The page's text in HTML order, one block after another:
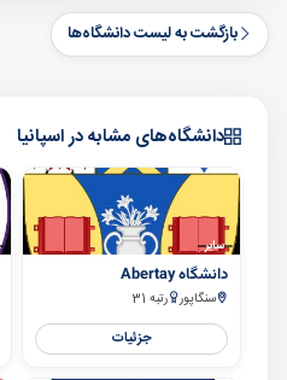
بازگشت به لیست دانشگاه‌ها
دانشگاه‌های مشابه در اسپانیا
سایر
دانشگاه Abertay
سنگاپور رتبه 31
جزئیات